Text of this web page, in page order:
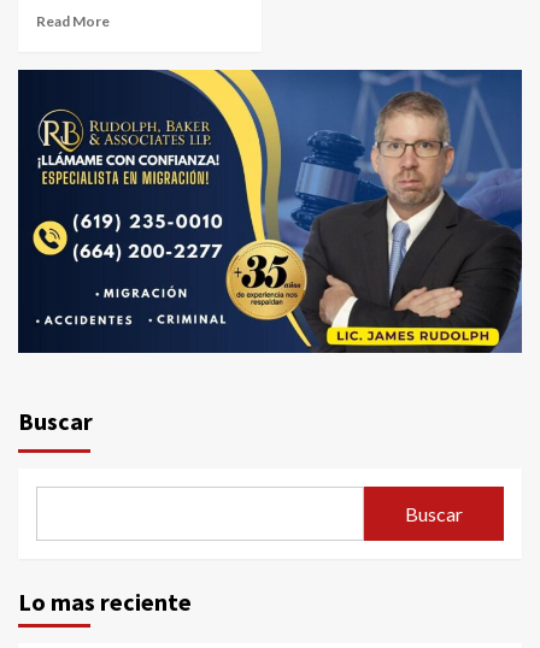
Read More
Buscar
Buscar
Lo mas reciente